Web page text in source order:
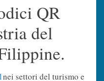
QR
del
nei settori del turismo e